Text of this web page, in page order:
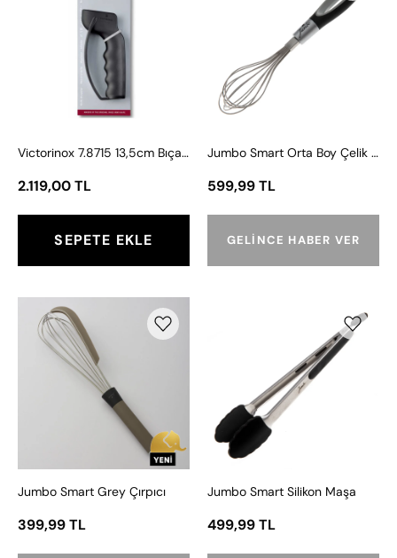
ALETİ
VT
7.8715
Victorinox 7.8715 13,5cm Bıçak Bileme Aleti
2.119,00 TL
SEPETE EKLE
Orta
Boy
Çelik
Jumbo Smart Orta Boy Çelik Çırpıcı
599,99 TL
GELINCE HABER VER
Çırpıcı
Jumbo Smart Grey Çırpıcı
399,99 TL
Silikon
Maşa
Jumbo Smart Silikon Maşa
499,99 TL